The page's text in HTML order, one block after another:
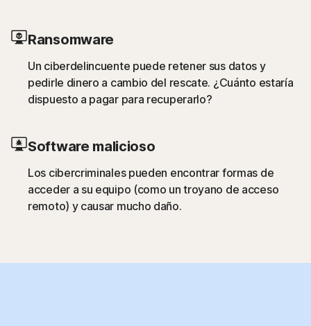
Ransomware
Un ciberdelincuente puede retener sus datos y
pedirle dinero a cambio del rescate. ¿Cuánto estaría
dispuesto a pagar para recuperarlo?
Software malicioso
Los cibercriminales pueden encontrar formas de
acceder a su equipo (como un troyano de acceso
remoto) y causar mucho daño.